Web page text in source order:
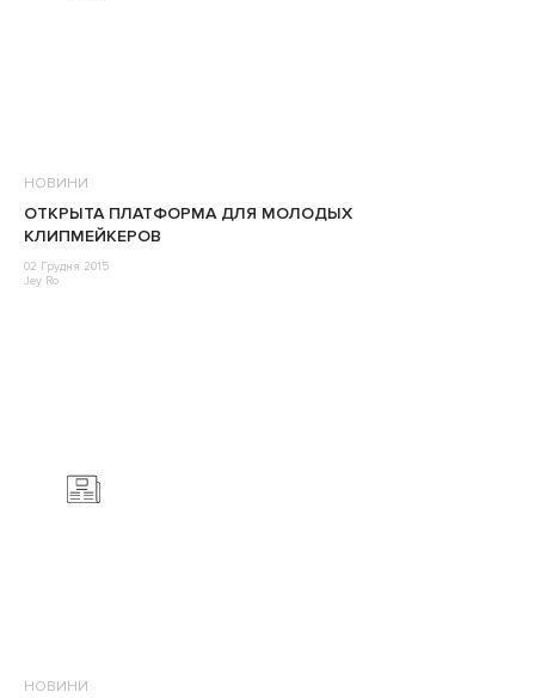
НОВИНИ
ОТКРЫТА ПЛАТФОРМА ДЛЯ МОЛОДЫХ
КЛИПМЕЙКЕРОВ
02 Грудня 2015
Jey Ro
НОВИНИ